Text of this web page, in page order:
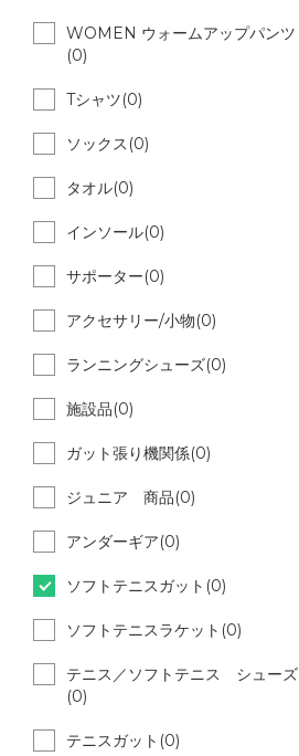
WOMEN ウォームアップパンツ
(0)
Tシャツ(0)
ソックス(0)
タオル(0)
インソール(0)
サポーター(0)
アクセサリー/小物(0)
ランニングシューズ(0)
施設品(0)
ガット張り機関係(0)
ジュニア 商品(0)
アンダーギア(0)
ソフトテニスガット(0)
ソフトテニスラケット(0)
テニス／ソフトテニス シューズ
(0)
テニスガット(0)